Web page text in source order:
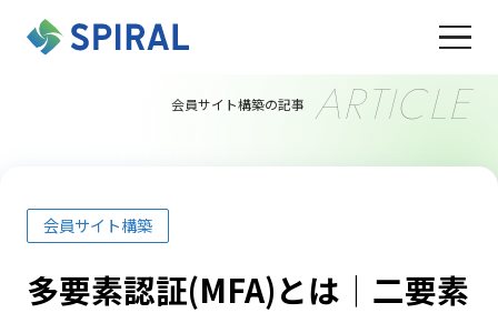
会員サイト構築の記事 ARTICLE
会員サイト構築
多要素認証(MFA)とは｜二要素